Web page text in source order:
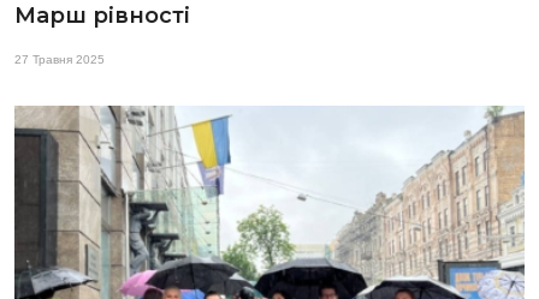
Марш рівності
27 Травня 2025